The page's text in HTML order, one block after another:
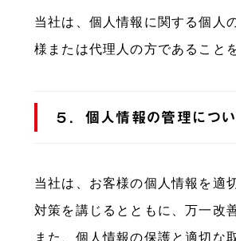
当社は、個人情報に関する個人
様または代理人の方であること
５．個人情報の管理につ
当社は、お客様の個人情報を適
対策を講じるとともに、万一改
また、個人情報の保護と適切な